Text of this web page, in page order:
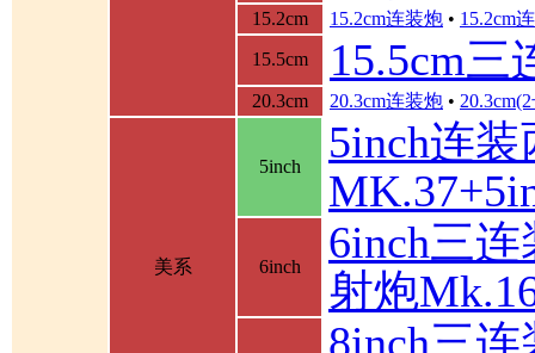
15.2cm 15.2cm连装炮 • 15.2cm
15.5cm
15.5cm三
20.3cm 20.3cm连装炮 •
美系
5inch
5inch连
6inch
6inch三
射炮
8inch三